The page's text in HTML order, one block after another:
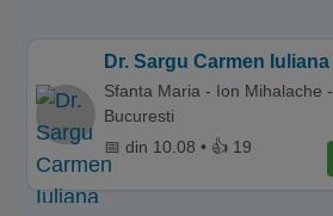
Dr. Sargu Carmen Iuliana
Sfanta Maria - Ion Mihalache -
Bucuresti
📅 din 10.08 • 👍 19